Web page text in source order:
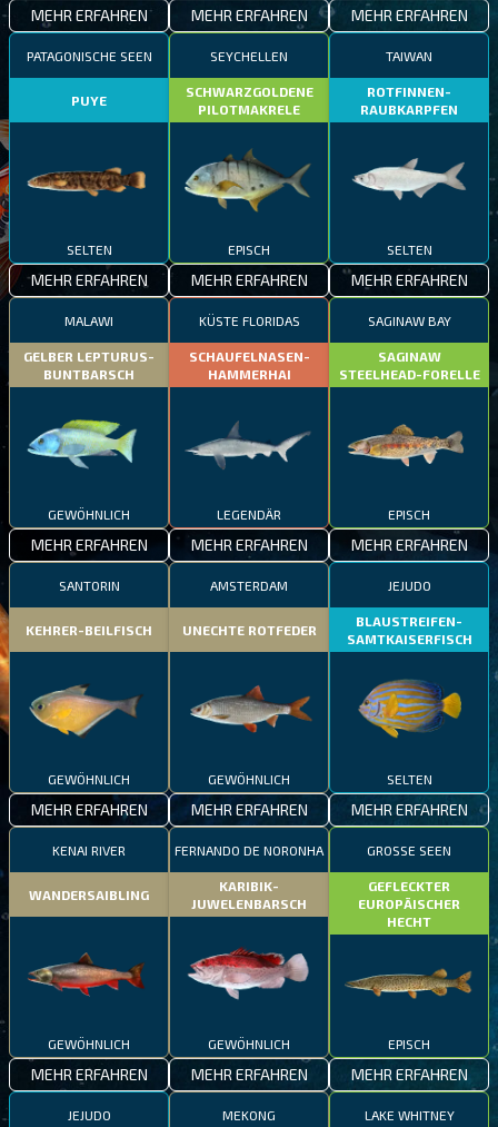
MEHR ERFAHREN MEHR ERFAHREN MEHR ERFAHREN
PATAGONISCHE SEEN
PUYE
SELTEN
MEHR ERFAHREN
SEYCHELLEN
SCHWARZGOLDENE
PILOTMAKRELE
EPISCH
MEHR ERFAHREN
TAIWAN
ROTFINNEN-
RAUBKARPFEN
SELTEN
MEHR ERFAHREN
MALAWI
GELBER LEPTURUS-
BUNTBARSCH
GEWÖHNLICH
MEHR ERFAHREN
KÜSTE FLORIDAS
SCHAUFELNASEN-
HAMMERHAI
LEGENDÄR
MEHR ERFAHREN
SAGINAW BAY
SAGINAW
STEELHEAD-FORELLE
EPISCH
MEHR ERFAHREN
SANTORIN
KEHRER-BEILFISCH
GEWÖHNLICH
MEHR ERFAHREN
AMSTERDAM
UNECHTE ROTFEDER
GEWÖHNLICH
MEHR ERFAHREN
JEJUDO
BLAUSTREIFEN-
SAMTKAISERFISCH
SELTEN
MEHR ERFAHREN
KENAI RIVER
WANDERSAIBLING
GEWÖHNLICH
MEHR ERFAHREN
FERNANDO DE NORONHA
KARIBIK-
JUWELENBARSCH
GEWÖHNLICH
MEHR ERFAHREN
GROSSE SEEN
GEFLECKTER
EUROPÄISCHER
HECHT
EPISCH
MEHR ERFAHREN
JEJUDO MEKONG LAKE WHITNEY